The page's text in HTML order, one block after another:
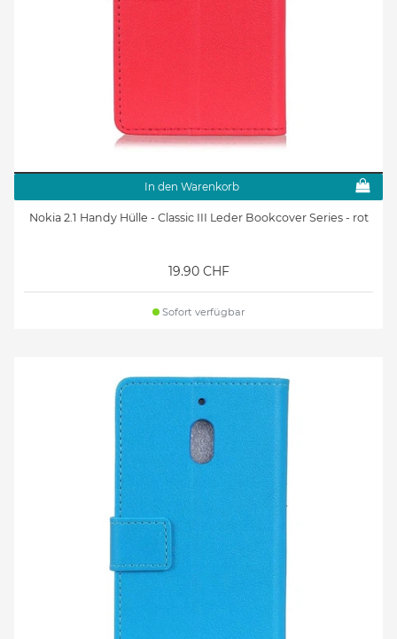
In den Warenkorb
Nokia 2.1 Handy Hülle - Classic III Leder Bookcover Series - rot
19.90 CHF
Sofort verfügbar